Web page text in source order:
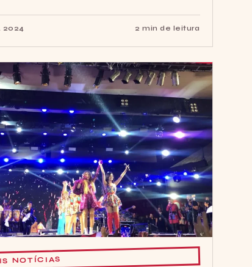
2024 2 min de leitura
NOTÍCIAS